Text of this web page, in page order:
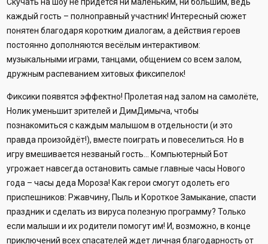
каждый гость – полноправный участник! Интересный сюжет
понятен благодаря коротким диалогам, а действия героев
постоянно дополняются весёлым интерактивом:
музыкальными играми, танцами, общением со всем залом,
дружным распеванием хитовых фиксипелок!
Фиксики появятся эффектно! Пролетая над залом на самолёте,
Нолик уменьшит зрителей и ДимДимыча, чтобы
познакомиться с каждым малышом в отдельности (и это
правда произойдёт!), вместе поиграть и повеселиться. Но в
игру вмешивается незваный гость… Компьютерный Бот
угрожает навсегда остановить самые главные часы Нового
года – часы деда Мороза! Как герои смогут одолеть его
приспешников: Ржавчину, Пыль и Короткое Замыкание, спасти
праздник и сделать из вируса полезную программу? Только
если малыши и их родители помогут им! И, возможно, в конце
приключений всех спасателей ждет личная благодарность от